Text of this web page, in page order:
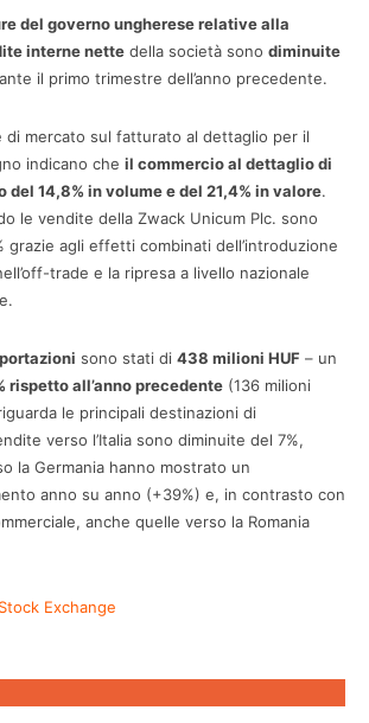
del governo ungherese relative alla
interne nette della società sono diminuite
il primo trimestre dell’anno precedente.
di mercato sul fatturato al dettaglio per il
indicano che il commercio al dettaglio di
14,8% in volume e del 21,4% in valore.
le vendite della Zwack Unicum Plc. sono
grazie agli effetti combinati dell’introduzione
trade e la ripresa a livello nazionale
sono stati di 438 milioni HUF – un
rispetto all’anno precedente (136 milioni
le principali destinazioni di
verso l’Italia sono diminuite del 7%,
la Germania hanno mostrato un
anno su anno (+39%) e, in contrasto con
anche quelle verso la Romania
Exchange